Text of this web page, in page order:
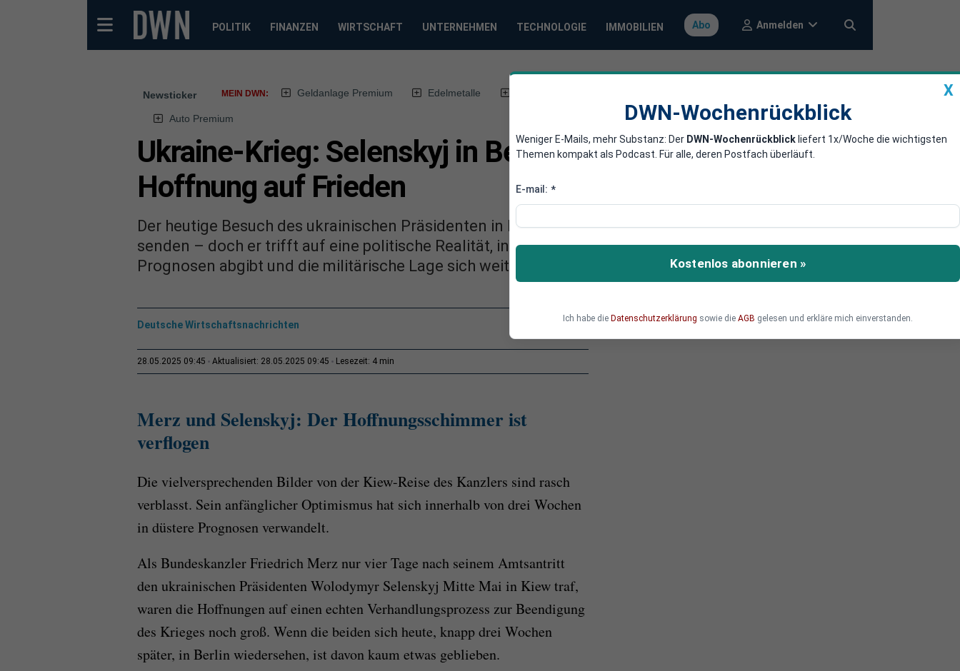
POLITIK FINANZEN WIRTSCHAFT UNTERNEHMEN TECHNOLOGIE IMMOBILIEN Abo Anmelden
Newsticker MEIN DWN: Geldanlage Premium Edelmetalle
Auto Premium
Ukraine-Krieg: Selenskyj in Berlin – kaum noch
Hoffnung auf Frieden
Der heutige Besuch des ukrainischen Präsidenten in Berlin sollte ein Signal der Entschlossenheit
senden – doch er trifft auf eine politische Realität, in der Bundeskanzler Merz düstere
Prognosen abgibt und die militärische Lage sich weiter zuspitzt.
Deutsche Wirtschaftsnachrichten
28.05.2025 09:45 Aktualisiert: 28.05.2025 09:45 Lesezeit: 4 min
Merz und Selenskyj: Der Hoffnungsschimmer ist
verflogen
Die vielversprechenden Bilder von der Kiew-Reise des Kanzlers sind rasch
verblasst. Sein anfänglicher Optimismus hat sich innerhalb von drei Wochen
in düstere Prognosen verwandelt.
Als Bundeskanzler Friedrich Merz nur vier Tage nach seinem Amtsantritt
den ukrainischen Präsidenten Wolodymyr Selenskyj Mitte Mai in Kiew traf,
waren die Hoffnungen auf einen echten Verhandlungsprozess zur Beendigung
des Krieges noch groß. Wenn die beiden sich heute, knapp drei Wochen
später, in Berlin wiedersehen, ist davon kaum etwas geblieben.
X
DWN-Wochenrückblick
Weniger E-Mails, mehr Substanz: Der DWN-Wochenrückblick liefert 1x/Woche die wichtigsten
Themen kompakt als Podcast. Für alle, deren Postfach überläuft.
E-mail: *
Kostenlos abonnieren »
Ich habe die Datenschutzerklärung sowie die AGB gelesen und erkläre mich einverstanden.